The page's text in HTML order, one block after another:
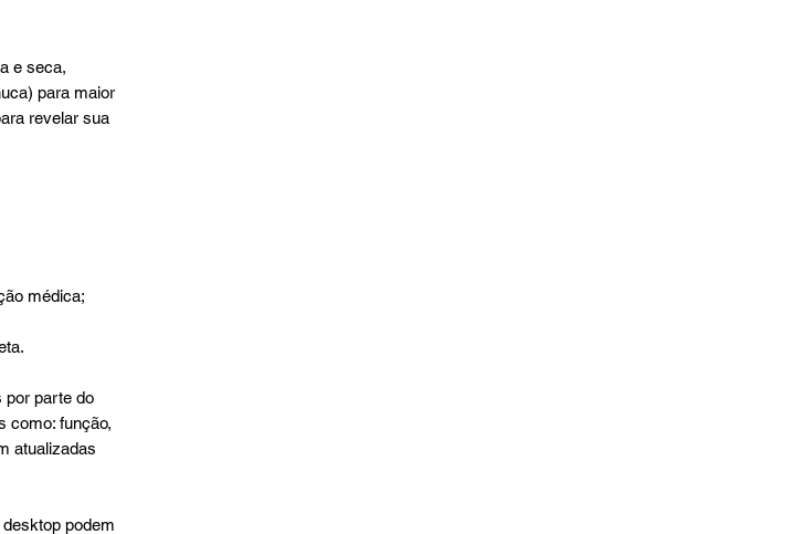
e seca,
para maior
revelar sua
médica;
por parte do
como: função,
atualizadas
podem